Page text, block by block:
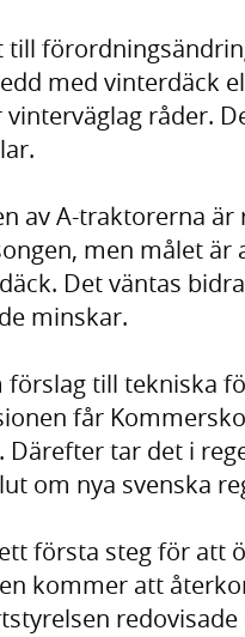
till
med vinterdäck
vinterväglag råder.
av A-traktorerna
men målet är
Det väntas
minskar.
förslag till tekniska
får
Därefter tar det i
om nya svenska
första steg för att
kommer att